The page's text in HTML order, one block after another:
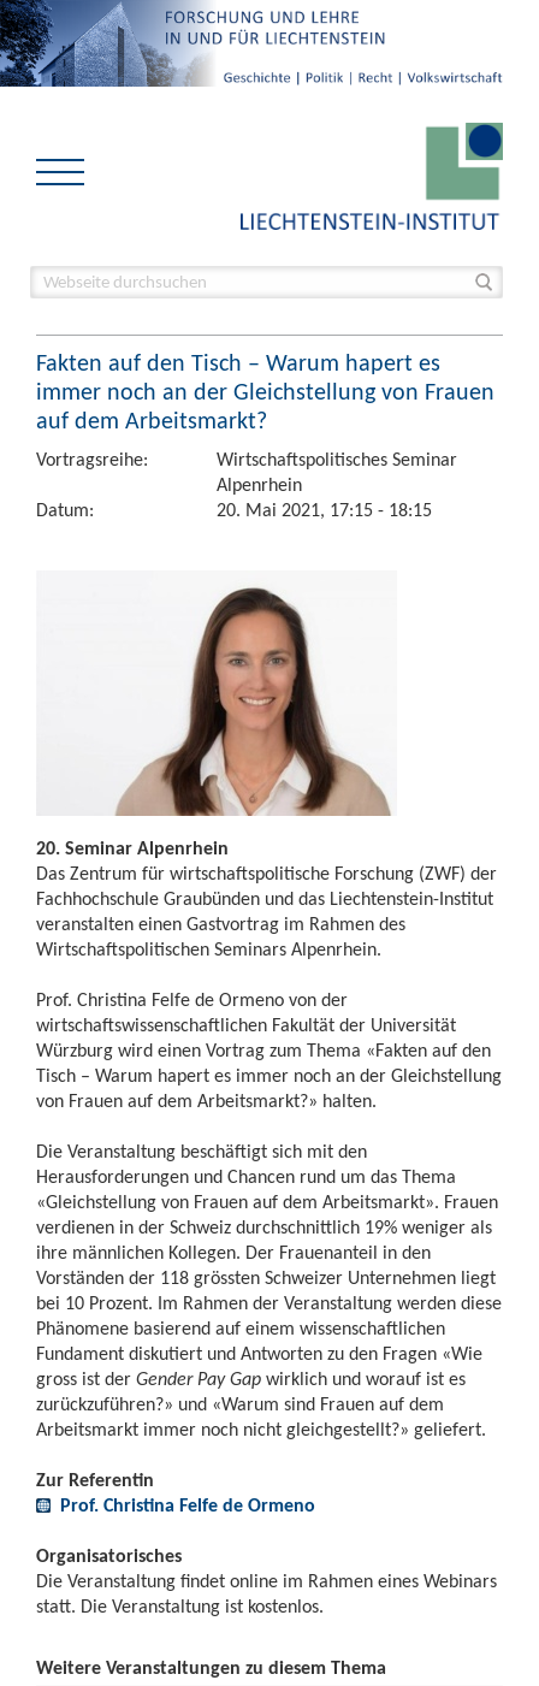
Fakten auf den Tisch – Warum hapert es
immer noch an der Gleichstellung von Frauen
auf dem Arbeitsmarkt?
Vortragsreihe:
Wirtschaftspolitisches Seminar
Alpenrhein
Datum:
20. Mai 2021, 17:15 - 18:15
20. Seminar Alpenrhein
Das Zentrum für wirtschaftspolitische Forschung (ZWF) der
Fachhochschule Graubünden und das Liechtenstein-Institut
veranstalten einen Gastvortrag im Rahmen des
Wirtschaftspolitischen Seminars Alpenrhein.
Prof. Christina Felfe de Ormeno von der
wirtschaftswissenschaftlichen Fakultät der Universität
Würzburg wird einen Vortrag zum Thema «Fakten auf den
Tisch – Warum hapert es immer noch an der Gleichstellung
von Frauen auf dem Arbeitsmarkt?» halten.
Die Veranstaltung beschäftigt sich mit den
Herausforderungen und Chancen rund um das Thema
«Gleichstellung von Frauen auf dem Arbeitsmarkt». Frauen
verdienen in der Schweiz durchschnittlich 19% weniger als
ihre männlichen Kollegen. Der Frauenanteil in den
Vorständen der 118 grössten Schweizer Unternehmen liegt
bei 10 Prozent. Im Rahmen der Veranstaltung werden diese
Phänomene basierend auf einem wissenschaftlichen
Fundament diskutiert und Antworten zu den Fragen «Wie
gross ist der Gender Pay Gap wirklich und worauf ist es
zurückzuführen?» und «Warum sind Frauen auf dem
Arbeitsmarkt immer noch nicht gleichgestellt?» geliefert.
Zur Referentin
Prof. Christina Felfe de Ormeno
Organisatorisches
Die Veranstaltung findet online im Rahmen eines Webinars
statt. Die Veranstaltung ist kostenlos.
Weitere Veranstaltungen zu diesem Thema